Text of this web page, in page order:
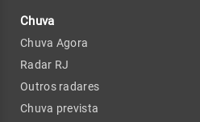
Chuva
Chuva Agora
Radar RJ
Outros radares
Chuva prevista